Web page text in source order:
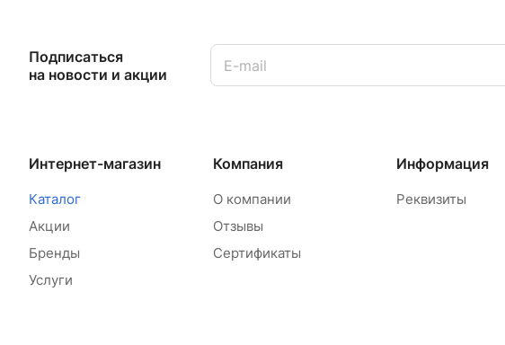
Подписаться
на новости и акции
Интернет-магазин
Каталог
Акции
Бренды
Услуги
Компания
О компании
Отзывы
Сертификаты
Информация
Реквизиты